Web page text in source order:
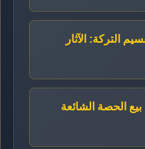
التركة: الآثار
الحصة الشائعة